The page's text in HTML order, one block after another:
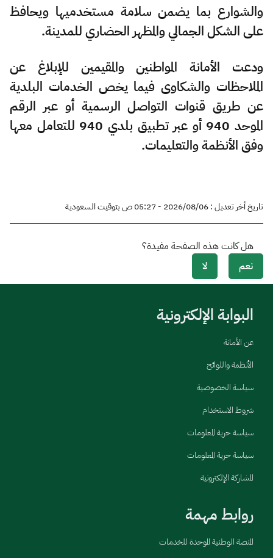
والشوارع بما يضمن سلامة مستخدميها ويحافظ
على الشكل الجمالي والمظهر الحضاري للمدينة.
ودعت الأمانة المواطنين والمقيمين للإبلاغ عن
الملاحظات والشكاوى فيما يخص الخدمات البلدية
عن طريق قنوات التواصل الرسمية أو عبر الرقم
الموحد 940 أو عبر تطبيق بلدي 940 للتعامل معها
وفق الأنظمة والتعليمات.
تاريخ أخر تعديل : 06‏/08‏/2026 - 05:27 ص بتوقيت السعودية
هل كانت هذه الصفحة مفيدة؟
نعم
لا
البوابة الإلكترونية
عن الأمانة
الأنظمة واللوائح
سياسة الخصوصية
شروط الاستخدام
سياسة حرية المعلومات
سياسة حرية المعلومات
المشاركة الإلكترونية
روابط مهمة
المنصة الوطنية الموحدة للخدمات